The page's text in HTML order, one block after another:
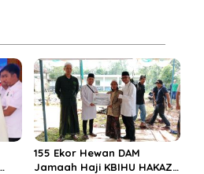
155 Ekor Hewan DAM
Jamaah Haji KBIHU HAKAZA